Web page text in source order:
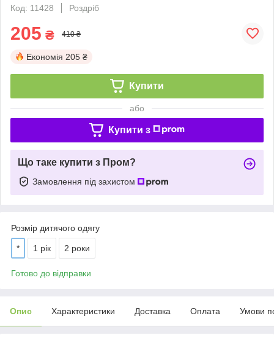
Код: 11428
Роздріб
205 ₴ 410 ₴
Економія 205 ₴
Купити
або
Купити з
Що таке купити з Пром?
Замовлення під захистом
Розмір дитячого одягу
* 1 рік 2 роки
Готово до відправки
Опис Характеристики Доставка Оплата Умови